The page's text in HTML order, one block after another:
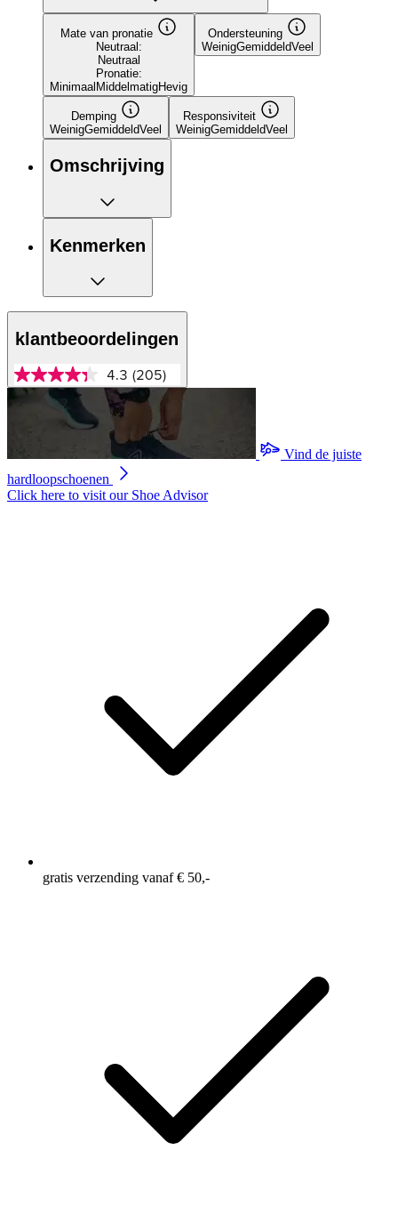
Mate van pronatie
Neutraal:
Neutraal
Pronatie:
MinimaalMiddelmatigHevig
Ondersteuning
WeinigGemiddeldVeel
Demping
WeinigGemiddeldVeel
Responsiviteit
WeinigGemiddeldVeel
Omschrijving
Kenmerken
klantbeoordelingen
4.3
van
scorewaarde.
205
Reviews.
4.3 (205)
Vind de juiste
hardloopschoenen
Click here to visit our Shoe Advisor
gratis verzending vanaf € 50,-